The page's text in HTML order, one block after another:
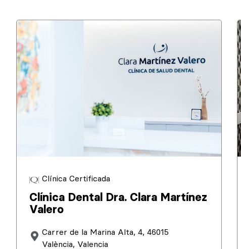
Clínica Certificada
Clínica Dental Dra. Clara Martínez
Valero
Carrer de la Marina Alta, 4, 46015
València, Valencia